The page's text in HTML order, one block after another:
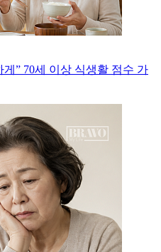
” 70세 이상 식생활 점수 가